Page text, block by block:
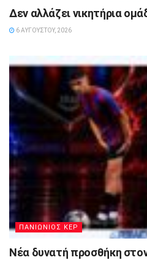
Δεν αλλάζει νικητήρια
6 ΑΥΓΟΎΣΤΟΥ, 2026
ΠΑΝΙΩΝΙΟΣ ΚΕΡ
Νέα δυνατή προσθήκη